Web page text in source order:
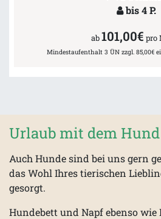
bis 4 P.
ab101,00€ pro
Mindestaufenthalt 3 ÜN zzgl. 85,00€
Urlaub mit dem Hund
Auch Hunde sind bei uns gern
das Wohl Ihres tierischen
gesorgt.
Hundebett und Napf ebenso wie